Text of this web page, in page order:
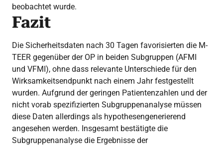
beobachtet wurde.
Fazit
Die Sicherheitsdaten nach 30 Tagen favorisierten die M-
TEER gegenüber der OP in beiden Subgruppen (AFMI
und VFMI), ohne dass relevante Unterschiede für den
Wirksamkeitsendpunkt nach einem Jahr festgestellt
wurden. Aufgrund der geringen Patientenzahlen und der
nicht vorab spezifizierten Subgruppenanalyse müssen
diese Daten allerdings als hypothesengenerierend
angesehen werden. Insgesamt bestätigte die
Subgruppenanalyse die Ergebnisse der